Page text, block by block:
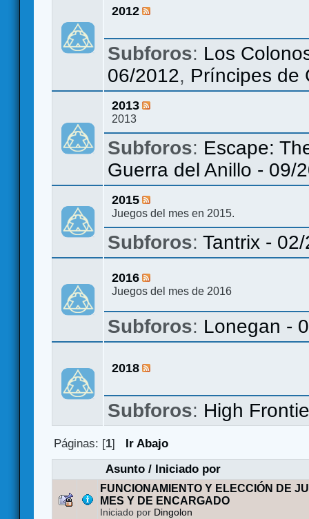
2012
Subforos: Los
06/2012, Príncipes de
2013
2013
Subforos: Escape:
Guerra del Anillo - 09/
2015
Juegos del mes en 2015.
Subforos: Tantrix -
2016
Juegos del mes de 2016
Subforos: Lonegan -
2018
Subforos: High
Páginas: [1]
Ir Abajo
Asunto/ Iniciado por
FUNCIONAMIENTO Y ELECCIÓN DE
MES Y DE ENCARGADO
Iniciado por Dingolon